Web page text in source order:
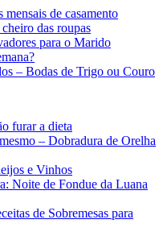
mensais de casamento
das roupas
para o Marido
– Bodas de Trigo ou Couro
furar a dieta
– Dobradura de Orelha
e Vinhos
Noite de Fondue da Luana
de Sobremesas para